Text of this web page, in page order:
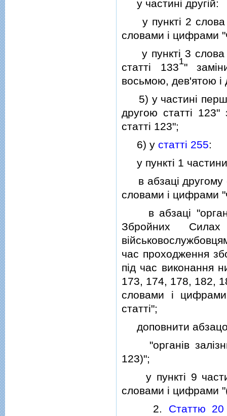
у частинi другiй:
у пунктi 2 слова
словами i цифрами
у пунктi 3 слова
статтi 1331"
восьмою, дев'ятою i
5) у частинi
другою статтi
статтi 123";
6) у статтi 255:
у пунктi 1
в абзацi другому
словами i цифрами
в абзацi "органiв
Збройних
час проходження
пiд час виконання
173, 174, 178, 182,
словами i цифрами
статтi";
доповнити
"органiв
123)";
у пунктi 9
словами i цифрами
2. Статтю 20